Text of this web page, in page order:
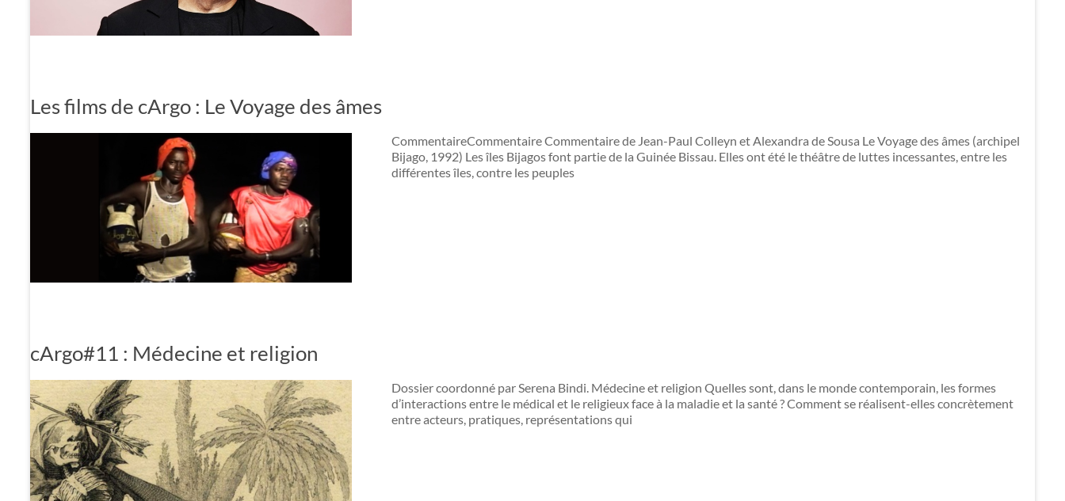
Les films de cArgo : Le Voyage des âmes
CommentaireCommentaire Commentaire de Jean-Paul Colleyn et Alexandra de Sousa Le Voyage des âmes (archipel
Bijago, 1992) Les îles Bijagos font partie de la Guinée Bissau. Elles ont été le théâtre de luttes incessantes, entre les
différentes îles, contre les peuples
cArgo#11 : Médecine et religion
Dossier coordonné par Serena Bindi. Médecine et religion Quelles sont, dans le monde contemporain, les formes
d’interactions entre le médical et le religieux face à la maladie et la santé ? Comment se réalisent-elles concrètement
entre acteurs, pratiques, représentations qui